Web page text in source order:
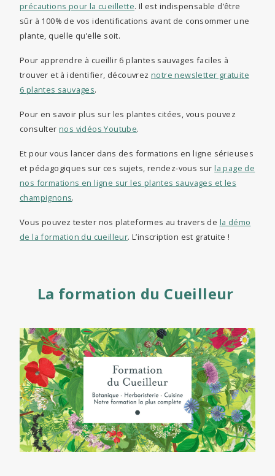
précautions pour la cueillette. Il est indispensable d’être
sûr à 100% de vos identifications avant de consommer une
plante, quelle qu’elle soit.
Pour apprendre à cueillir 6 plantes sauvages faciles à
trouver et à identifier, découvrez notre newsletter gratuite
6 plantes sauvages.
Pour en savoir plus sur les plantes citées, vous pouvez
consulternos vidéos Youtube.
Et pour vous lancer dans des formations en ligne sérieuses
et pédagogiques sur ces sujets, rendez-vous surla page de
nos formations en ligne sur les plantes sauvages et les
champignons.
Vous pouvez tester nos plateformes au travers de la démo
de la formation du cueilleur. L’inscription est gratuite !
La formation du Cueilleur